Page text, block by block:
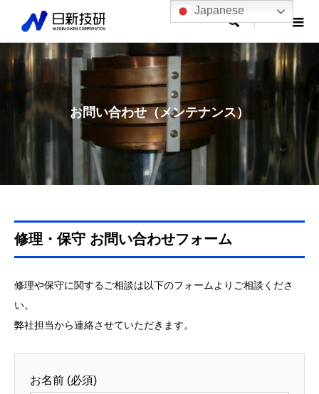

お問い合わせ（メンテナンス）
修理・保守 お問い合わせフォーム
修理や保守に関するご相談は以下のフォームよりご相談くださ
い。
弊社担当から連絡させていただきます。
お名前 (必須)
Japanese